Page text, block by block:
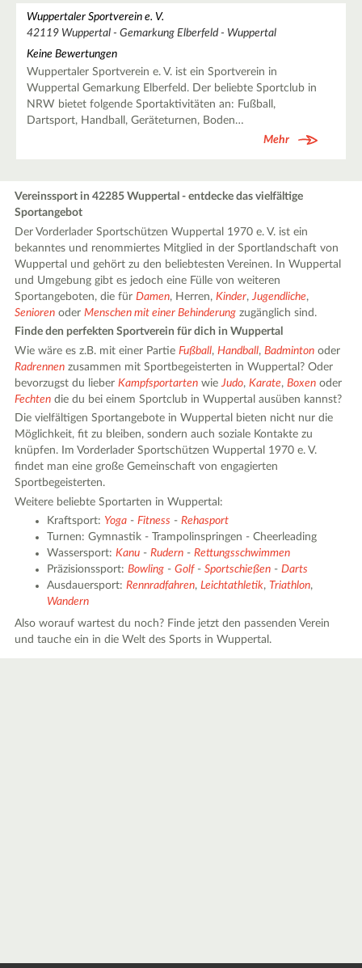
Wuppertaler Sportverein e. V.
42119 Wuppertal - Gemarkung Elberfeld - Wuppertal
Keine Bewertungen
Wuppertaler Sportverein e. V. ist ein Sportverein in
Wuppertal Gemarkung Elberfeld. Der beliebte Sportclub in
NRW bietet folgende Sportaktivitäten an: Fußball,
Dartsport, Handball, Geräteturnen, Boden…
Mehr
Vereinssport in 42285 Wuppertal - entdecke das vielfältige
Sportangebot
Der Vorderlader Sportschützen Wuppertal 1970 e. V. ist ein
bekanntes und renommiertes Mitglied in der Sportlandschaft von
Wuppertal und gehört zu den beliebtesten Vereinen. In Wuppertal
und Umgebung gibt es jedoch eine Fülle von weiteren
Sportangeboten, die fürDamen, Herren,Kinder,Jugendliche,
Senioren oderMenschen mit einer Behinderung zugänglich sind.
Finde den perfekten Sportverein für dich in Wuppertal
Wie wäre es z.B. mit einer PartieFußball,Handball,Badminton oder
Radrennen zusammen mit Sportbegeisterten in Wuppertal? Oder
bevorzugst du lieberKampfsportarten wieJudo,Karate,Boxen oder
Fechten die du bei einem Sportclub in Wuppertal ausüben kannst?
Die vielfältigen Sportangebote in Wuppertal bieten nicht nur die
Möglichkeit, fit zu bleiben, sondern auch soziale Kontakte zu
knüpfen. Im Vorderlader Sportschützen Wuppertal 1970 e. V.
findet man eine große Gemeinschaft von engagierten
Sportbegeisterten.
Weitere beliebte Sportarten in Wuppertal:
Kraftsport: Yoga -Fitness -Rehasport
Turnen: Gymnastik - Trampolinspringen - Cheerleading
Wassersport:Kanu -Rudern -Rettungsschwimmen
Präzisionssport:Bowling -Golf-Sportschießen -Darts
Ausdauersport:Rennradfahren,Leichtathletik, Triathlon,
Wandern
Also worauf wartest du noch? Finde jetzt den passenden Verein
und tauche ein in die Welt des Sports in Wuppertal.